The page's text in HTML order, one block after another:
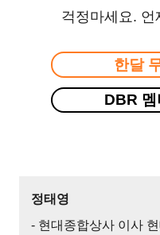
걱정마세요.
한달
DBR 멤
정태영
- 현대종합상사 이사